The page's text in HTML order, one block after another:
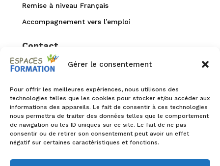
Gérer le consentement
Pour offrir les meilleures expériences, nous utilisons des
technologies telles que les cookies pour stocker et/ou accéder aux
informations des appareils. Le fait de consentir à ces technologies
nous permettra de traiter des données telles que le comportement
de navigation ou les ID uniques sur ce site. Le fait de ne pas
consentir ou de retirer son consentement peut avoir un effet
négatif sur certaines caractéristiques et fonctions.
Remise à niveau Français
Accompagnement vers l’emploi
Contact
 02 40 94 99 52
 accueil@espaces-formation.com
1 rue de la Petite reine
44100 Nantes
 Infos accessibilité